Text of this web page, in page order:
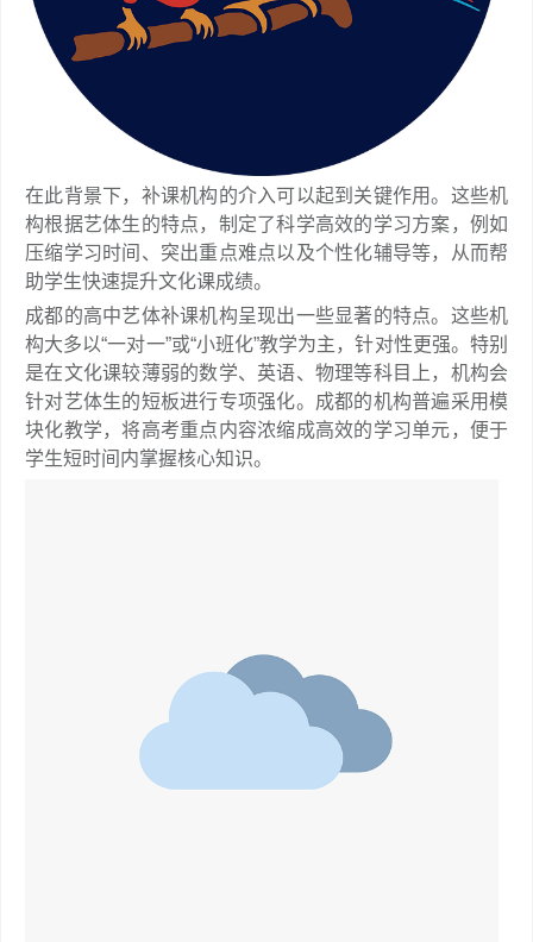
在此背景下，补课机构的介入可以起到关键作用。这些机
构根据艺体生的特点，制定了科学高效的学习方案，例如
压缩学习时间、突出重点难点以及个性化辅导等，从而帮
助学生快速提升文化课成绩。
成都的高中艺体补课机构呈现出一些显著的特点。这些机
构大多以“一对一”或“小班化”教学为主，针对性更强。特别
是在文化课较薄弱的数学、英语、物理等科目上，机构会
针对艺体生的短板进行专项强化。成都的机构普遍采用模
块化教学，将高考重点内容浓缩成高效的学习单元，便于
学生短时间内掌握核心知识。